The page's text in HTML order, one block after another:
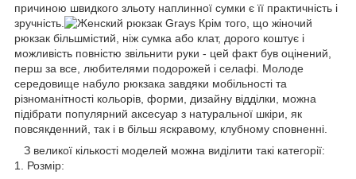
причиною швидкого зльоту наплинної сумки є її практичність і
зручність.
Крім того, що жіночий
рюкзак більшмістий, ніж сумка або клат, дорого коштує і
можливість повністю звільнити руки - цей факт був оцінений,
перш за все, любителями подорожей і селафі. Молоде
середовище набуло рюкзака завдяки мобільності та
різноманітності кольорів, форми, дизайну відділки, можна
підібрати популярний аксесуар з натуральної шкіри, як
повсякденний, так і в більш яскравому, клубному сповненні.
З великої кількості моделей можна виділити такі категорії:
1. Розмір: